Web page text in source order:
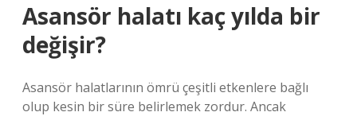
Asansör halatı kaç yılda bir
değişir?
Asansör halatlarının ömrü çeşitli etkenlere bağlı
olup kesin bir süre belirlemek zordur. Ancak